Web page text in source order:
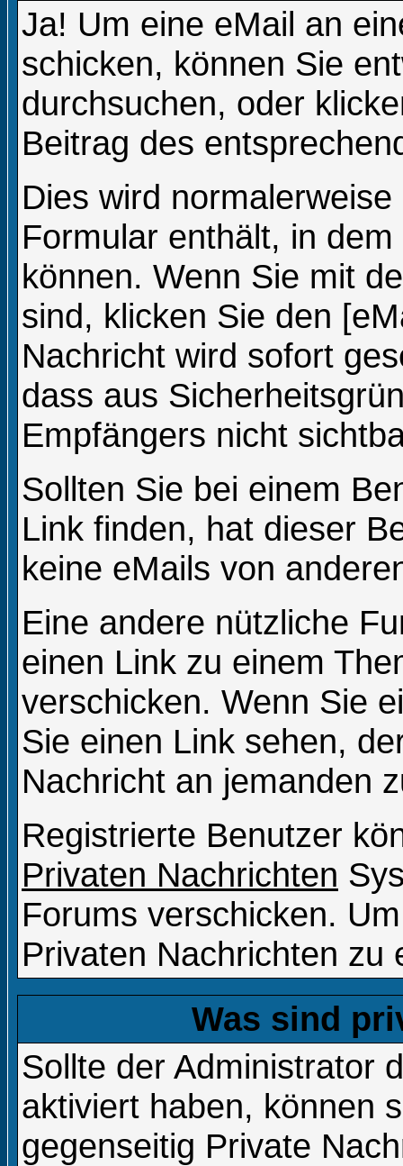
Ja! Um eine eMail an
schicken, können Sie
durchsuchen, oder
Beitrag des
Dies wird
Formular enthält, in
können. Wenn Sie mit
sind, klicken Sie den
Nachricht wird sofort
dass aus
Empfängers nicht
Sollten Sie bei einem
Link finden, hat dieser
keine eMails von
Eine andere nützliche
einen Link zu einem
verschicken. Wenn Sie
Sie einen Link sehen,
Nachricht an jemanden
Registrierte Benutzer
Privaten Nachrichten
Forums verschicken.
Privaten Nachrichten
Was sind
Sollte der Administrator
aktiviert haben, können
gegenseitig Private